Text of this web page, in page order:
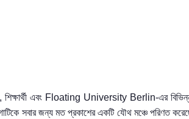
, শিক্ষার্থী এবং Floating University Berlin-এর
সবার জন্য মত প্রকাশের একটি যৌথ মঞ্চে পরিণত